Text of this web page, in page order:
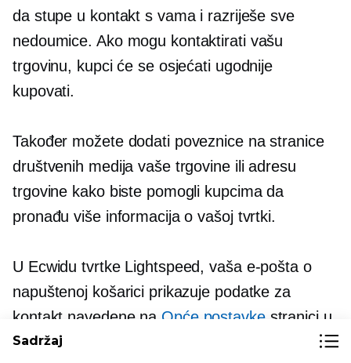
da stupe u kontakt s vama i razriješe sve
nedoumice. Ako mogu kontaktirati vašu
trgovinu, kupci će se osjećati ugodnije
kupovati.
Također možete dodati poveznice na stranice
društvenih medija vaše trgovine ili adresu
trgovine kako biste pomogli kupcima da
pronađu više informacija o vašoj tvrtki.
U Ecwidu tvrtke Lightspeed, vaša e-pošta o
napuštenoj košarici prikazuje podatke za
kontakt navedene na Opće postavkestranici u
vašem Ecwid administratoru.
Sadržaj